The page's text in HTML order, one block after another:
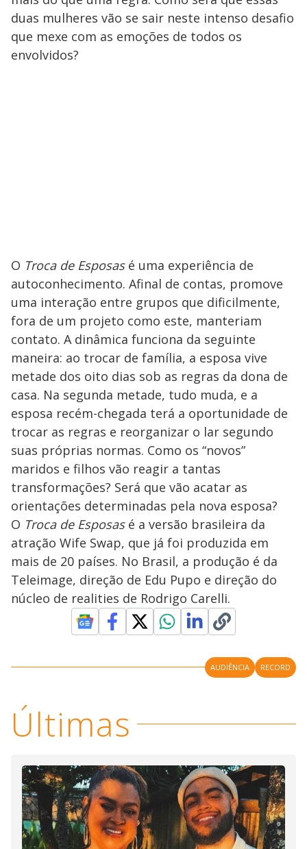
duas mulheres vão se sair neste intenso desafio
que mexe com as emoções de todos os
envolvidos?
O Troca de Esposasé uma experiência de
autoconhecimento. Afinal de contas, promove
uma interação entre grupos que dificilmente,
fora de um projeto como este, manteriam
contato. A dinâmica funciona da seguinte
maneira: ao trocar de família, a esposa vive
metade dos oito dias sob as regras da dona de
casa. Na segunda metade, tudo muda, e a
esposa recém-chegada terá a oportunidade de
trocar as regras e reorganizar o lar segundo
suas próprias normas. Como os “novos”
maridos e filhos vão reagir a tantas
transformações? Será que vão acatar as
orientações determinadas pela nova esposa?
O Troca de Esposas é a versão brasileira da
atração Wife Swap, que já foi produzida em
mais de 20 países. No Brasil, a produção é da
Teleimage, direção de Edu Pupo e direção do
núcleo de realities de Rodrigo Carelli.
AUDIÊNCIA RECORD
Últimas